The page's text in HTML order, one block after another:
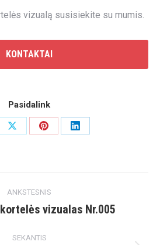
vizualą susisiekite su mumis.
KONTAKTAI
Pasidalink
Share
Share
Share
ANKSTESNIS
Previous
vizualas Nr.005
SEKANTIS